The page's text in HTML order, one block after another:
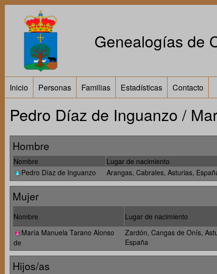
Genealogías de
Inicio Personas Familias Estadísticas Contacto
Pedro Díaz de Inguanzo /
Hombre
Nombre
Lugar de nacimiento
Pedro Díaz de Inguanzo
Arangas, Cabrales, Asturias,
Mujer
Nombre
Lugar de nacimiento
María Manuela Tarano Alonso
de
Zardón, Cangas de Onís,
España
Hijos/as